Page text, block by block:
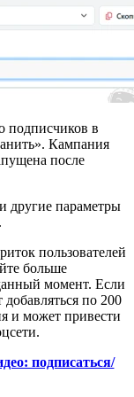
подписчиков в
Кампания
после
другие параметры
.
пользователей
больше
момент. Если
по 200
и может привести
подписаться/